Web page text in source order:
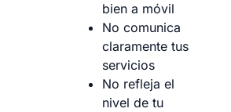
bien a móvil
No comunica
claramente tus
servicios
No refleja el
nivel de tu